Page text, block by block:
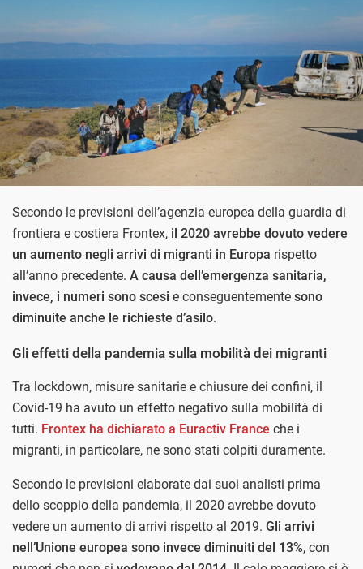
Secondo le previsioni dell’agenzia europea della guardia di
frontiera e costiera Frontex, il 2020 avrebbe dovuto vedere
un aumento negli arrivi di migranti in Europa rispetto
all’anno precedente. A causa dell’emergenza sanitaria,
invece, i numeri sono scesi e conseguentemente sono
diminuite anche le richieste d’asilo.
Gli effetti della pandemia sulla mobilità dei migranti
Tra lockdown, misure sanitarie e chiusure dei confini, il
Covid-19 ha avuto un effetto negativo sulla mobilità di
tutti. Frontex ha dichiarato a Euractiv France che i
migranti, in particolare, ne sono stati colpiti duramente.
Secondo le previsioni elaborate dai suoi analisti prima
dello scoppio della pandemia, il 2020 avrebbe dovuto
vedere un aumento di arrivi rispetto al 2019. Gli arrivi
nell’Unione europea sono invece diminuiti del 13%, con